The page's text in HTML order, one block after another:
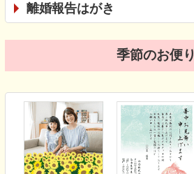
離婚報告はがき
季節のお便り